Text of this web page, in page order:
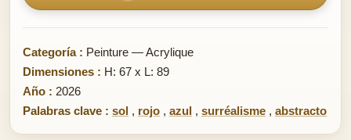
Categoría : Peinture — Acrylique
Dimensiones : H: 67 x L: 89
Año : 2026
Palabras clave : sol , rojo , azul , surréalisme , abstracto